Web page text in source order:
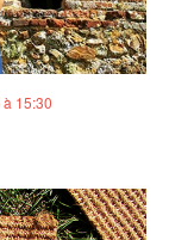
15:30